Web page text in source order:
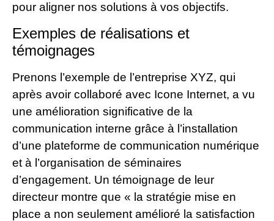
pour aligner nos solutions à vos objectifs.
Exemples de réalisations et
témoignages
Prenons l’exemple de l’entreprise XYZ, qui
après avoir collaboré avec Icone Internet, a vu
une amélioration significative de la
communication interne grâce à l’installation
d’une plateforme de communication numérique
et à l’organisation de séminaires
d’engagement. Un témoignage de leur
directeur montre que « la stratégie mise en
place a non seulement amélioré la satisfaction